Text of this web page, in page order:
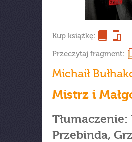
Kup książkę:
Przeczytaj fragment:
Michaił
Mistrz i
Przebinda,